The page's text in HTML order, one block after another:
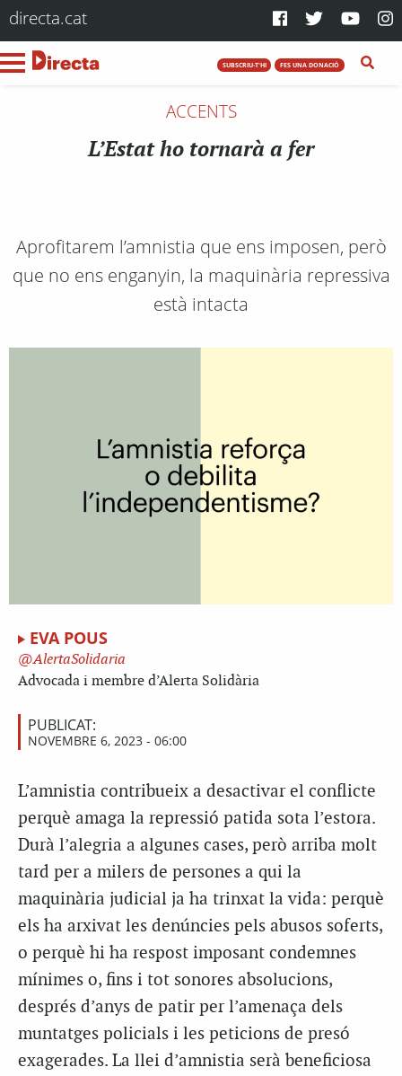
directa.cat
SUBSCRIU-T'HI FES UNA DONACIÓ
ACCENTS
L’Estat ho tornarà a fer
Aprofitarem l’amnistia que ens imposen, però
que no ens enganyin, la maquinària repressiva
està intacta
EVA POUS
AlertaSolidaria
Advocada i membre d’Alerta Solidària
PUBLICAT:
NOVEMBRE 6, 2023 - 06:00
L’amnistia contribueix a desactivar el conflicte
perquè amaga la repressió patida sota l’estora.
Durà l’alegria a algunes cases, però arriba molt
tard per a milers de persones a qui la
maquinària judicial ja ha trinxat la vida: perquè
els ha arxivat les denúncies pels abusos soferts,
o perquè hi ha respost imposant condemnes
mínimes o, fins i tot sonores absolucions,
després d’anys de patir per l’amenaça dels
muntatges policials i les peticions de presó
exagerades. La llei d’amnistia serà beneficiosa